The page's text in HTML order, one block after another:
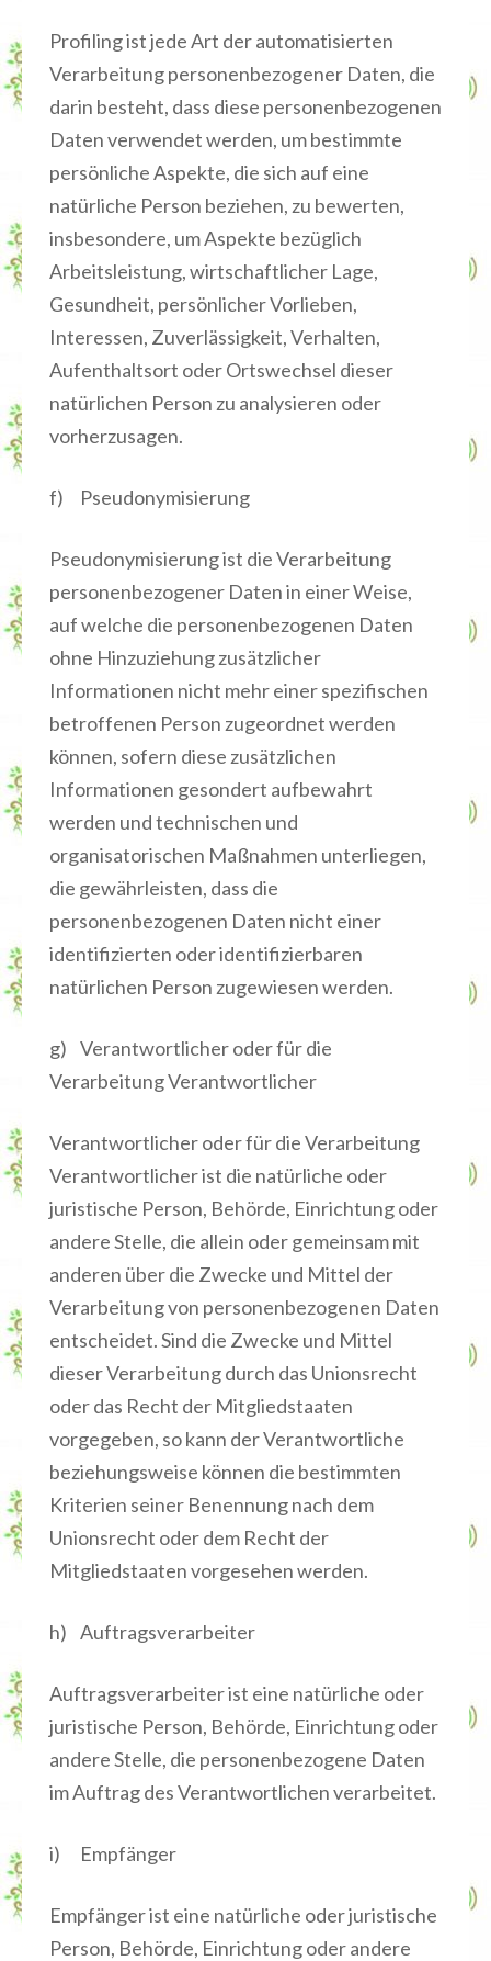
Profiling ist jede Art der automatisierten
Verarbeitung personenbezogener Daten, die
darin besteht, dass diese personenbezogenen
Daten verwendet werden, um bestimmte
persönliche Aspekte, die sich auf eine
natürliche Person beziehen, zu bewerten,
insbesondere, um Aspekte bezüglich
Arbeitsleistung, wirtschaftlicher Lage,
Gesundheit, persönlicher Vorlieben,
Interessen, Zuverlässigkeit, Verhalten,
Aufenthaltsort oder Ortswechsel dieser
natürlichen Person zu analysieren oder
vorherzusagen.
f) Pseudonymisierung
Pseudonymisierung ist die Verarbeitung
personenbezogener Daten in einer Weise,
auf welche die personenbezogenen Daten
ohne Hinzuziehung zusätzlicher
Informationen nicht mehr einer spezifischen
betroffenen Person zugeordnet werden
können, sofern diese zusätzlichen
Informationen gesondert aufbewahrt
werden und technischen und
organisatorischen Maßnahmen unterliegen,
die gewährleisten, dass die
personenbezogenen Daten nicht einer
identifizierten oder identifizierbaren
natürlichen Person zugewiesen werden.
g) Verantwortlicher oder für die
Verarbeitung Verantwortlicher
Verantwortlicher oder für die Verarbeitung
Verantwortlicher ist die natürliche oder
juristische Person, Behörde, Einrichtung oder
andere Stelle, die allein oder gemeinsam mit
anderen über die Zwecke und Mittel der
Verarbeitung von personenbezogenen Daten
entscheidet. Sind die Zwecke und Mittel
dieser Verarbeitung durch das Unionsrecht
oder das Recht der Mitgliedstaaten
vorgegeben, so kann der Verantwortliche
beziehungsweise können die bestimmten
Kriterien seiner Benennung nach dem
Unionsrecht oder dem Recht der
Mitgliedstaaten vorgesehen werden.
h) Auftragsverarbeiter
Auftragsverarbeiter ist eine natürliche oder
juristische Person, Behörde, Einrichtung oder
andere Stelle, die personenbezogene Daten
im Auftrag des Verantwortlichen verarbeitet.
i) Empfänger
Empfänger ist eine natürliche oder juristische
Person, Behörde, Einrichtung oder andere